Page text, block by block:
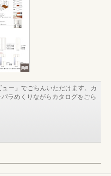
ー」でごらんいただけます。カ
ラめくりながらカタログをごら